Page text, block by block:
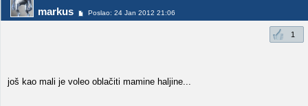
markus Poslao: 24 Jan 2012 21:06
1
još kao mali je voleo oblačiti mamine haljine...